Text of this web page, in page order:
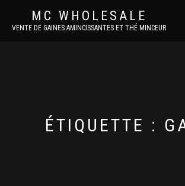
MC WHOLESALE
VENTE DE GAINES AMINCISSANTES ET THÉ MINCEUR
ÉTIQUETTE :